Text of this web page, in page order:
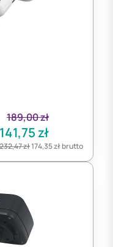
189,00zł
141,75zł
232,47zł174,35złbrutto